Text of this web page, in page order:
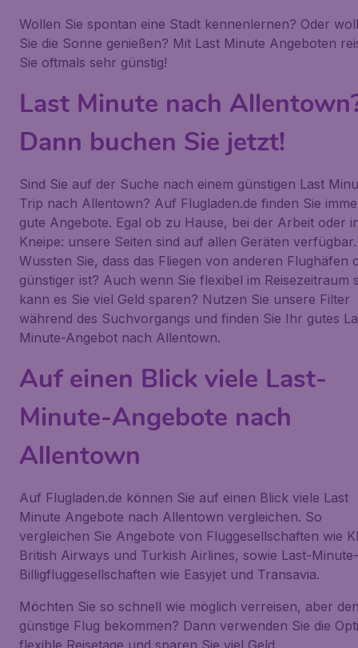
Wollen Sie spontan eine Stadt kennenlernen? Oder
Sie die Sonne genießen? Mit Last Minute Angeboten
Sie oftmals sehr günstig!
Last Minute nach
Dann buchen Sie jetzt!
Sind Sie auf der Suche nach einem günstigen Last
Trip nach Allentown? Auf Flugladen.de finden Sie
gute Angebote. Egal ob zu Hause, bei der Arbeit oder
Kneipe: unsere Seiten sind auf allen Geräten verfügbar.
Wussten Sie, dass das Fliegen von anderen Flughäfen
günstiger ist? Auch wenn Sie flexibel im Reisezeitraum
kann es Sie viel Geld sparen? Nutzen Sie unsere Filter
während des Suchvorgangs und finden Sie Ihr gutes
Minute-Angebot nach Allentown.
Auf einen Blick viele Last-
Minute-Angebote nach
Allentown
Auf Flugladen.de können Sie auf einen Blick viele Last
Minute Angebote nach Allentown vergleichen. So
vergleichen Sie Angebote von Fluggesellschaften wie
British Airways und Turkish Airlines, sowie Last-Minute-
Billigfluggesellschaften wie Easyjet und Transavia.
Möchten Sie so schnell wie möglich verreisen, aber
günstige Flug bekommen? Dann verwenden Sie die
flexible Reisetage und sparen Sie viel Geld.